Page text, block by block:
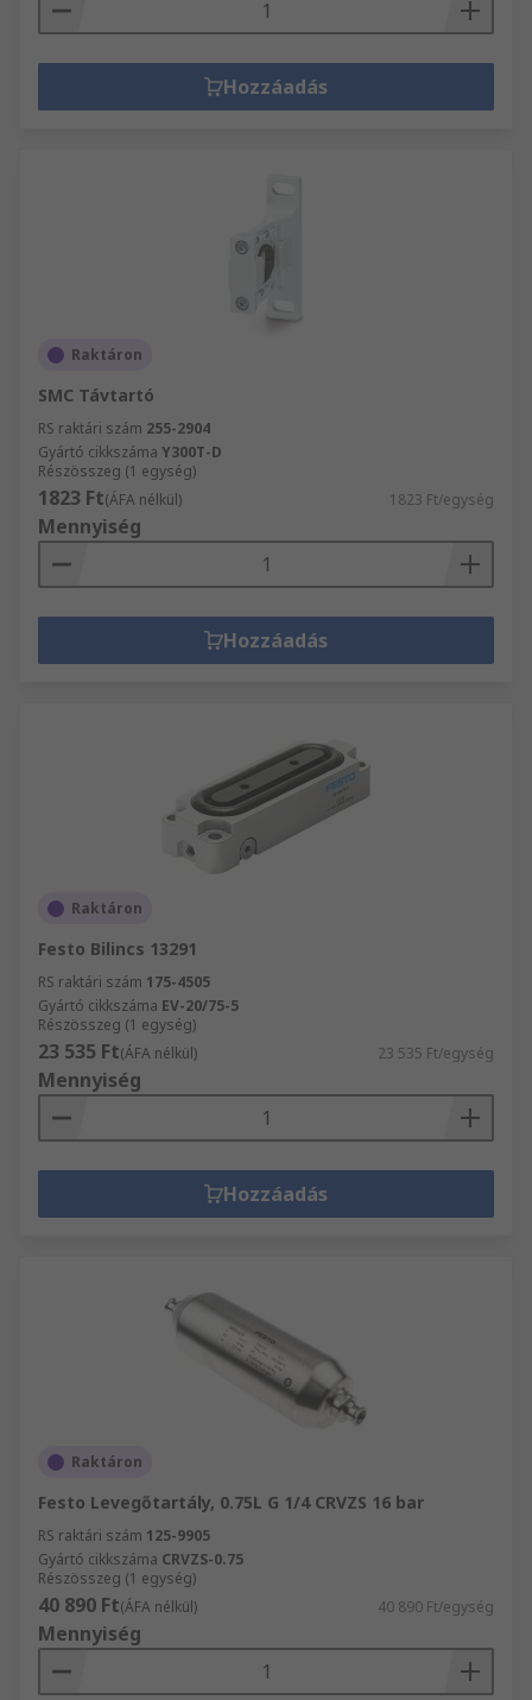
Hozzáadás
Raktáron
SMC Távtartó
RS raktári szám 255-2904
Gyártó cikkszáma Y300T-D
Részösszeg (1 egység)
1823 Ft(ÁFA nélkül) 1823 Ft/egység
Mennyiség
Hozzáadás
Raktáron
Festo Bilincs 13291
RS raktári szám 175-4505
Gyártó cikkszáma EV-20/75-5
Részösszeg (1 egység)
23 535 Ft(ÁFA nélkül) 23 535 Ft/egység
Mennyiség
Hozzáadás
Raktáron
Festo Levegőtartály, 0.75L G 1/4 CRVZS 16 bar
RS raktári szám 125-9905
Gyártó cikkszáma CRVZS-0.75
Részösszeg (1 egység)
40 890 Ft(ÁFA nélkül) 40 890 Ft/egység
Mennyiség